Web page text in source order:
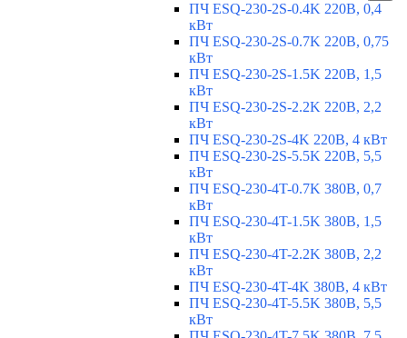
ПЧ ESQ-230-2S-0.4K 220В, 0,4
кВт
ПЧ ESQ-230-2S-0.7K 220В, 0,75
кВт
ПЧ ESQ-230-2S-1.5K 220В, 1,5
кВт
ПЧ ESQ-230-2S-2.2K 220В, 2,2
кВт
ПЧ ESQ-230-2S-4K 220В, 4 кВт
ПЧ ESQ-230-2S-5.5K 220В, 5,5
кВт
ПЧ ESQ-230-4T-0.7K 380В, 0,7
кВт
ПЧ ESQ-230-4T-1.5K 380В, 1,5
кВт
ПЧ ESQ-230-4T-2.2K 380В, 2,2
кВт
ПЧ ESQ-230-4T-4K 380В, 4 кВт
ПЧ ESQ-230-4T-5.5K 380В, 5,5
кВт